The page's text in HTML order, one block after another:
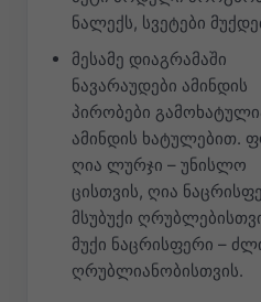
ნალექს, სვეტები
მესამე დიაგრამაში
ნავარაუდები ამინდის
პირობები
ამინდის ხატულებით.
ღია ლურჯი – უნისლო
ცისთვის, ღია
მსუბუქი
მუქი ნაცრისფერი –
ღრუბლიანობისთვის.